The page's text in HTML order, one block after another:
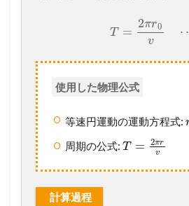
T =
2πr0
v
使用した物理公式
等速円運動の運動方程式:
周期の公式: T = 2πr
v
計算過程